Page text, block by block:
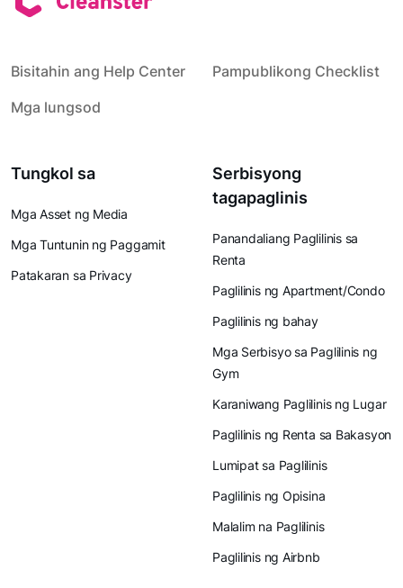
Bisitahin ang Help Center
Pampublikong Checklist
Mga lungsod
Tungkol sa
Mga Asset ng Media
Mga Tuntunin ng Paggamit
Patakaran sa Privacy
Serbisyong
tagapaglinis
Panandaliang Paglilinis sa
Renta
Paglilinis ng Apartment/Condo
Paglilinis ng bahay
Mga Serbisyo sa Paglilinis ng
Gym
Karaniwang Paglilinis ng Lugar
Paglilinis ng Renta sa Bakasyon
Lumipat sa Paglilinis
Paglilinis ng Opisina
Malalim na Paglilinis
Paglilinis ng Airbnb